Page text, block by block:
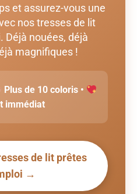
et assurez-vous une
nos tresses de lit
Déjà nouées, déjà
magnifiques !
Plus de 10 coloris •
immédiat
de lit prêtes
→